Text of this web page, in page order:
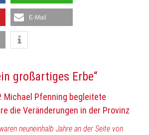
E-Mail
großartiges Erbe“
Michael Pfenning begleitete
die Veränderungen in der Provinz
neuneinhalb Jahre an der Seite von